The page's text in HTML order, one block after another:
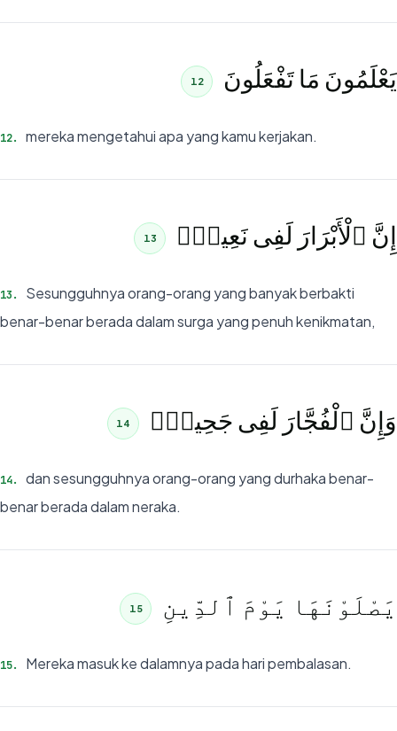
يَعْلَمُونَ مَا تَفْعَلُونَ 12
12. mereka mengetahui apa yang kamu kerjakan.
إِنَّ ٱلْأَبْرَارَ لَفِى نَعِيمٍۢ 13
13.
Sesungguhnya orang-orang yang banyak berbakti
benar-benar berada dalam surga yang penuh kenikmatan,
وَإِنَّ ٱلْفُجَّارَ لَفِى جَحِيمٍۢ 14
14.
dan sesungguhnya orang-orang yang durhaka benar-
benar berada dalam neraka.
يَصْلَوْنَهَا يَوْمَ ٱلدِّينِ 15
15. Mereka masuk ke dalamnya pada hari pembalasan.